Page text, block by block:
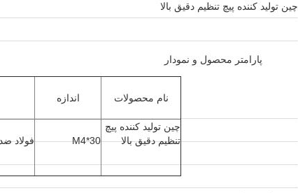
چین تولید کننده پیچ تنظیم دقیق بالا
پارامتر محصول و نمودار
نام محصولات اندازه
چین تولید کننده پیچ
تنظیم دقیق بالا
M4*30 فولاد